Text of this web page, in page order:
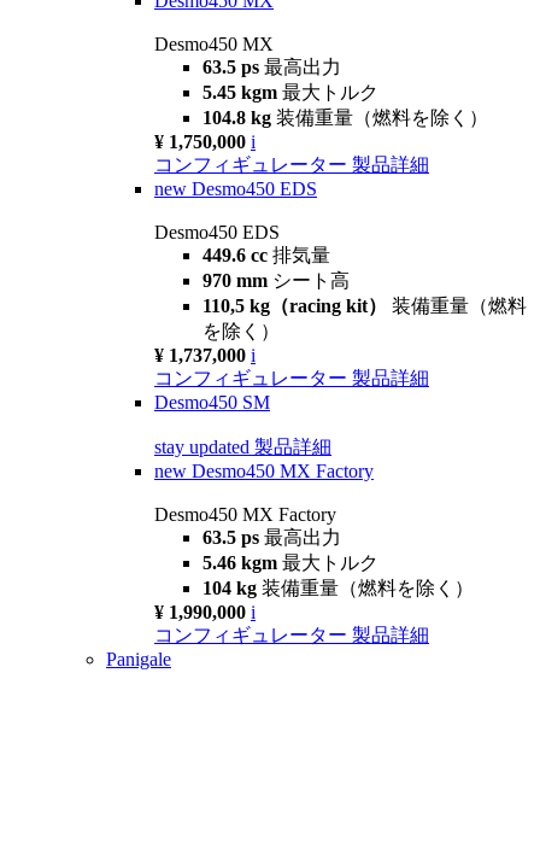
Desmo450 MX
63.5 ps 最高出力
5.45 kgm 最大トルク
104.8 kg 装備重量（燃料を除く）
¥ 1,750,000 i
コンフィギュレーター 製品詳細
new Desmo450 EDS
Desmo450 EDS
449.6 cc 排気量
970 mm シート高
110,5 kg（racing kit） 装備重量（燃料
を除く）
¥ 1,737,000 i
コンフィギュレーター 製品詳細
Desmo450 SM
stay updated 製品詳細
new Desmo450 MX Factory
Desmo450 MX Factory
63.5 ps 最高出力
5.46 kgm 最大トルク
104 kg 装備重量（燃料を除く）
¥ 1,990,000 i
コンフィギュレーター 製品詳細
Panigale